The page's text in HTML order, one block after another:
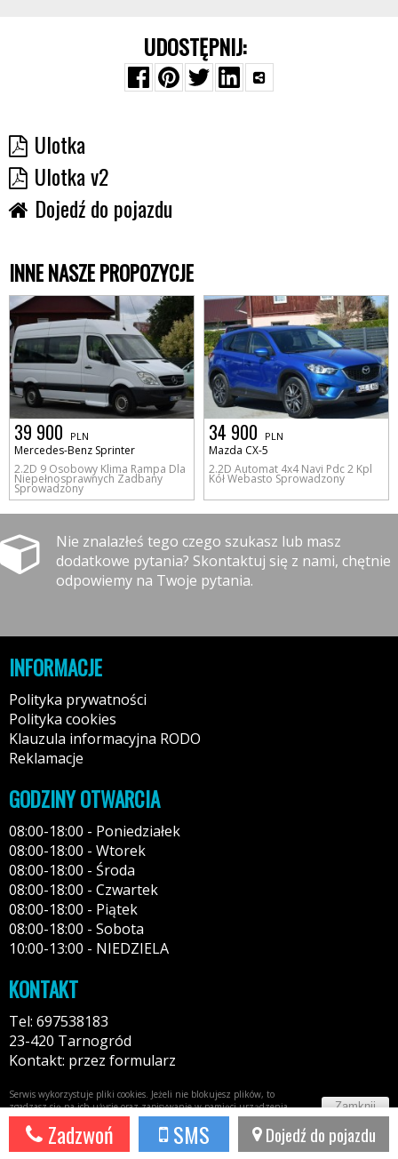
Zadzwoń SMS Dojedź do pojazdu
UDOSTĘPNIJ:
Ulotka
Ulotka v2
Dojedź do pojazdu
INNE NASZE PROPOZYCJE
39 900 PLN
Mercedes-Benz Sprinter
2.2D 9 Osobowy Klima Rampa Dla
Niepełnosprawnych Zadbany
Sprowadzony
34 900 PLN
Mazda CX-5
2.2D Automat 4x4 Navi Pdc 2 Kpl
Kół Webasto Sprowadzony
Nie znalazłeś tego czego szukasz lub masz
dodatkowe pytania? Skontaktuj się z nami, chętnie
odpowiemy na Twoje pytania.
INFORMACJE
Polityka prywatności
Polityka cookies
Klauzula informacyjna RODO
Reklamacje
GODZINY OTWARCIA
08:00-18:00 - Poniedziałek
08:00-18:00 - Wtorek
08:00-18:00 - Środa
08:00-18:00 - Czwartek
08:00-18:00 - Piątek
08:00-18:00 - Sobota
10:00-13:00 - NIEDZIELA
KONTAKT
Tel: 697538183
23-420 Tarnogród
Kontakt: przez formularz
Serwis wykorzystuje pliki cookies. Jeżeli nie blokujesz plików, to
zgadzasz się na ich użycie oraz zapisywanie w pamięci urządzenia.
Więcej informacji wpolityce prywatności
Zamknij
Potrzebujesz taki portal? Napisz do nas! 44fox.com